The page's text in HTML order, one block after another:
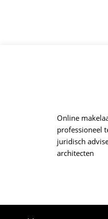
Online
professioneel
juridisch
architecten